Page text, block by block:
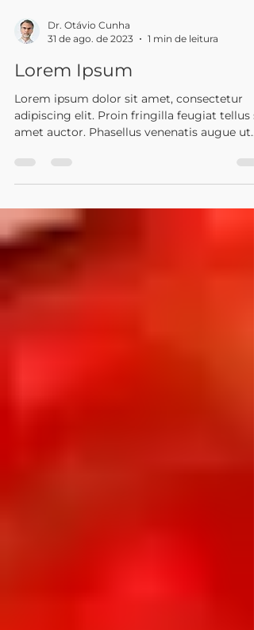
Dr. Otávio Cunha
31 de ago. de 2023
1 min de leitura
Lorem Ipsum
Lorem ipsum dolor sit amet, consectetur
amet auctor. Phasellus venenatis augue ut...